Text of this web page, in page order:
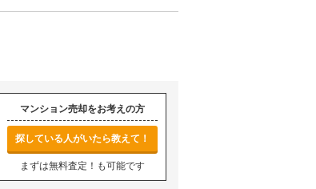
マンション売却をお考えの方
探している人がいたら教えて！
まずは無料査定！も可能です